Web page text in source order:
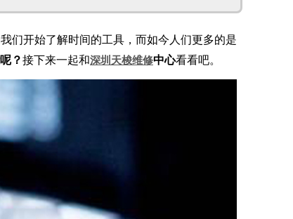
开始了解时间的工具，而如今人们更多的是
？接下来一起和深圳天梭维修中心看看吧。